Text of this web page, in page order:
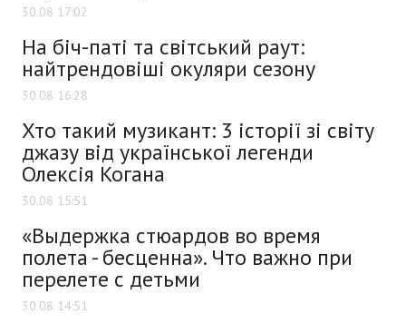
30.08 17:02
На біч-паті та світський раут:
найтрендовіші окуляри сезону
30.08 16:28
Хто такий музикант: 3 історії зі світу
джазу від української легенди
Олексія Когана
30.08 15:51
«Выдержка стюардов во время
полета - бесценна». Что важно при
перелете с детьми
30.08 14:51